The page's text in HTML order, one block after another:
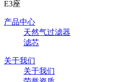
E3座
产品中心
天然气过滤器
滤芯
关于我们
关于我们